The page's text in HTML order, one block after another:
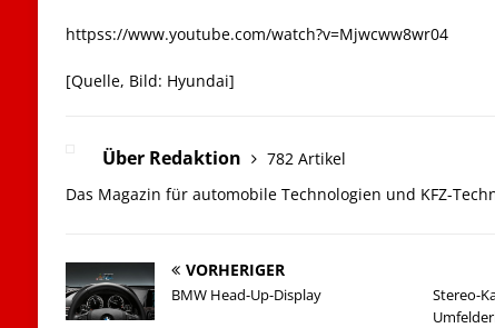
httpss://www.youtube.com/watch?v=Mjwcww8wr04
[Quelle, Bild: Hyundai]
Über Redaktion
782 Artikel
Das Magazin für automobile Technologien und KFZ-
VORHERIGER
BMW Head-Up-Display
Stereo-